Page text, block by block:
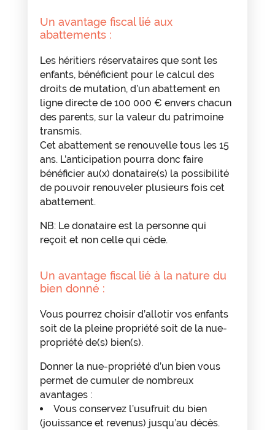
Un avantage fiscal lié aux
abattements :
Les héritiers réservataires que sont les
enfants, bénéficient pour le calcul des
droits de mutation, d’un abattement en
ligne directe de 100 000 € envers chacun
des parents, sur la valeur du patrimoine
transmis.
Cet abattement se renouvelle tous les 15
ans. L’anticipation pourra donc faire
bénéficier au(x) donataire(s) la possibilité
de pouvoir renouveler plusieurs fois cet
abattement.
NB: Le donataire est la personne qui
reçoit et non celle qui cède.
Un avantage fiscal lié à la nature du
bien donné :
Vous pourrez choisir d’allotir vos enfants
soit de la pleine propriété soit de la nue-
propriété de(s) bien(s).
Donner la nue-propriété d’un bien vous
permet de cumuler de nombreux
avantages :
Vous conservez l’usufruit du bien
(jouissance et revenus) jusqu’au décès.